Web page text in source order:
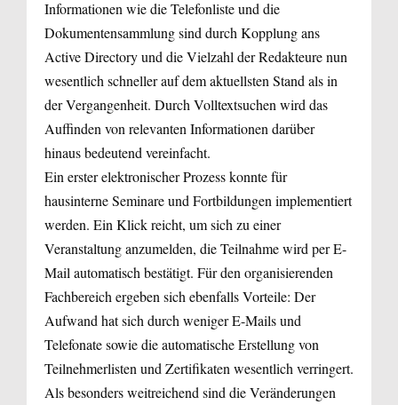
Informationen wie die Telefonliste und die
Dokumentensammlung sind durch Kopplung ans
Active Directory und die Vielzahl der Redakteure nun
wesentlich schneller auf dem aktuellsten Stand als in
der Vergangenheit. Durch Volltextsuchen wird das
Auffinden von relevanten Informationen darüber
hinaus bedeutend vereinfacht.
Ein erster elektronischer Prozess konnte für
hausinterne Seminare und Fortbildungen implementiert
werden. Ein Klick reicht, um sich zu einer
Veranstaltung anzumelden, die Teilnahme wird per E-
Mail automatisch bestätigt. Für den organisierenden
Fachbereich ergeben sich ebenfalls Vorteile: Der
Aufwand hat sich durch weniger E-Mails und
Telefonate sowie die automatische Erstellung von
Teilnehmerlisten und Zertifikaten wesentlich verringert.
Als besonders weitreichend sind die Veränderungen